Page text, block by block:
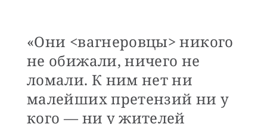
«Они <вагнеровцы> никого
не обижали, ничего не
ломали. К ним нет ни
малейших претензий ни у
кого — ни у жителей